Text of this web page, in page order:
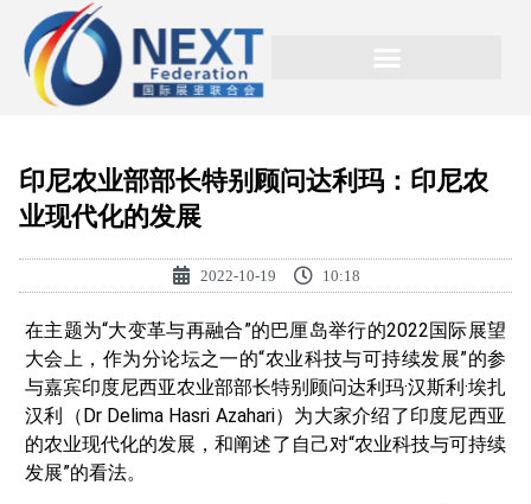
印尼农业部部长特别顾问达利玛：印尼农
业现代化的发展
2022-10-19 10:18
在主题为“大变革与再融合”的巴厘岛举行的2022国际展望
大会上，作为分论坛之一的“农业科技与可持续发展”的参
与嘉宾印度尼西亚农业部部长特别顾问达利玛·汉斯利·埃扎
汉利（Dr Delima Hasri Azahari）为大家介绍了印度尼西亚
的农业现代化的发展，和阐述了自己对“农业科技与可持续
发展”的看法。